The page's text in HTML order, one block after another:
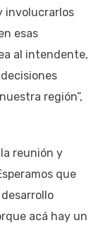
involucrarlos
esas
al intendente,
región”,
reunión y
que
acá hay un